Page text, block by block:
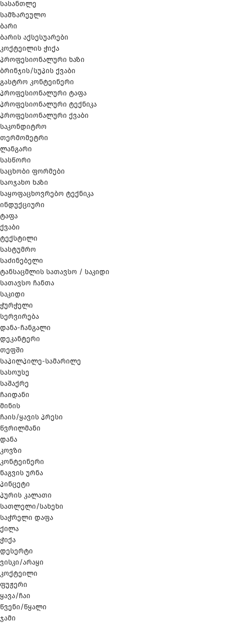
სასანთლე
სამზარეულო
ბარი
ბარის აქსესუარები
კოქტეილის ჭიქა
პროფესიონალური ხაზი
ბრინჯის/სუპის ქვაბი
გასტრო კონტეინერი
პროფესიონალური ტაფა
პროფესიონალური ტექნიკა
პროფესიონალური ქვაბი
საკონდიტრო
თერმომეტრი
ლანგარი
სასწორი
საცხობი ფორმები
საოჯახო ხაზი
საყოფაცხოვრებო ტექნიკა
ინდუქციური
ტაფა
ქვაბი
ტექსტილი
სასტუმრო
საძინებელი
ტანსაცმლის სათავსო / საკიდი
სათავსო ჩანთა
საკიდი
ჭურჭელი
სერვირება
დანა-ჩანგალი
დეკანტერი
თეფში
საპილპილე-სამარილე
სასოუსე
საშაქრე
ჩაიდანი
მინის
ჩაის/ყავის პრესი
წვრილმანი
დანა
კოვზი
კონტეინერი
ნაგვის ურნა
პინცეტი
პურის კალათი
სათლელი/სახეხი
საჭრელი დაფა
ქილა
ჭიქა
დესერტი
ვისკი/არაყი
კოქტეილი
ფუჟერი
ყავა/ჩაი
წვენი/წყალი
ჯამი